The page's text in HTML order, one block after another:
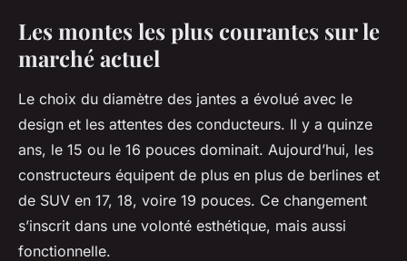
Les montes les plus courantes sur le
marché actuel
Le choix du diamètre des jantes a évolué avec le
design et les attentes des conducteurs. Il y a quinze
ans, le 15 ou le 16 pouces dominait. Aujourd’hui, les
constructeurs équipent de plus en plus de berlines et
de SUV en 17, 18, voire 19 pouces. Ce changement
s’inscrit dans une volonté esthétique, mais aussi
fonctionnelle.